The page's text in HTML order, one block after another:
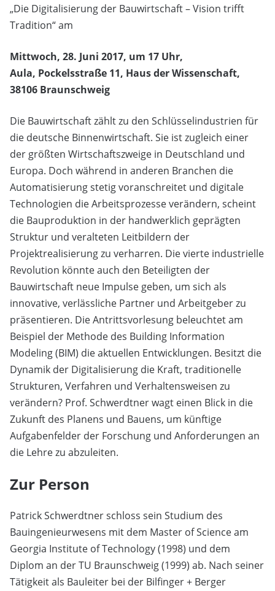
„Die Digitalisierung der Bauwirtschaft – Vision trifft
Tradition“ am
Mittwoch, 28. Juni 2017, um 17 Uhr,
Aula, Pockelsstraße 11, Haus der Wissenschaft,
38106 Braunschweig
Die Bauwirtschaft zählt zu den Schlüsselindustrien für
die deutsche Binnenwirtschaft. Sie ist zugleich einer
der größten Wirtschaftszweige in Deutschland und
Europa. Doch während in anderen Branchen die
Automatisierung stetig voranschreitet und digitale
Technologien die Arbeitsprozesse verändern, scheint
die Bauproduktion in der handwerklich geprägten
Struktur und veralteten Leitbildern der
Projektrealisierung zu verharren. Die vierte industrielle
Revolution könnte auch den Beteiligten der
Bauwirtschaft neue Impulse geben, um sich als
innovative, verlässliche Partner und Arbeitgeber zu
präsentieren. Die Antrittsvorlesung beleuchtet am
Beispiel der Methode des Building Information
Modeling (BIM) die aktuellen Entwicklungen. Besitzt die
Dynamik der Digitalisierung die Kraft, traditionelle
Strukturen, Verfahren und Verhaltensweisen zu
verändern? Prof. Schwerdtner wagt einen Blick in die
Zukunft des Planens und Bauens, um künftige
Aufgabenfelder der Forschung und Anforderungen an
die Lehre zu abzuleiten.
Zur Person
Patrick Schwerdtner schloss sein Studium des
Bauingenieurwesens mit dem Master of Science am
Georgia Institute of Technology (1998) und dem
Diplom an der TU Braunschweig (1999) ab. Nach seiner
Tätigkeit als Bauleiter bei der Bilfinger + Berger